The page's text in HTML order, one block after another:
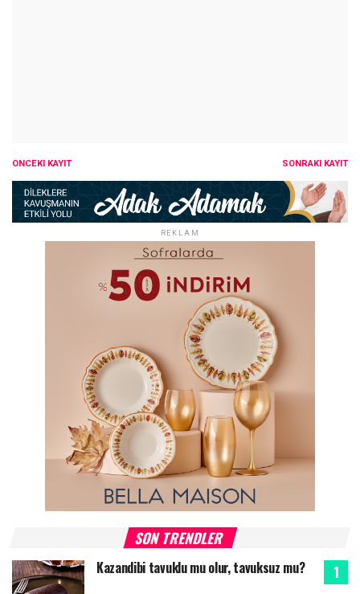
SONRAKI KAYIT
ÖNCEKI KAYIT
REKLAM
SON TRENDLER
Kazandibi tavuklu mu olur, tavuksuz mu?